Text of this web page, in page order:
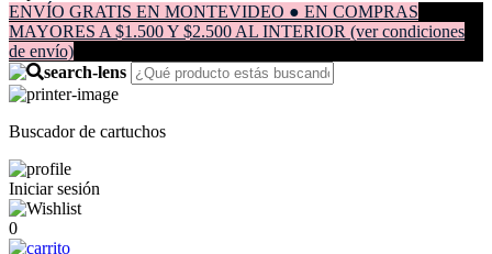
ENVÍO GRATIS EN MONTEVIDEO ● EN COMPRAS
MAYORES A $1.500 Y $2.500 AL INTERIOR (ver condiciones
de envío)
Buscador de cartuchos
Iniciar sesión
0